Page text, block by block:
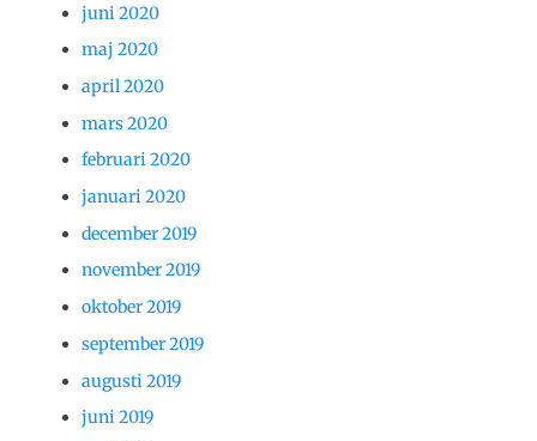
juni 2020
maj 2020
april 2020
mars 2020
februari 2020
januari 2020
december 2019
november 2019
oktober 2019
september 2019
augusti 2019
juni 2019